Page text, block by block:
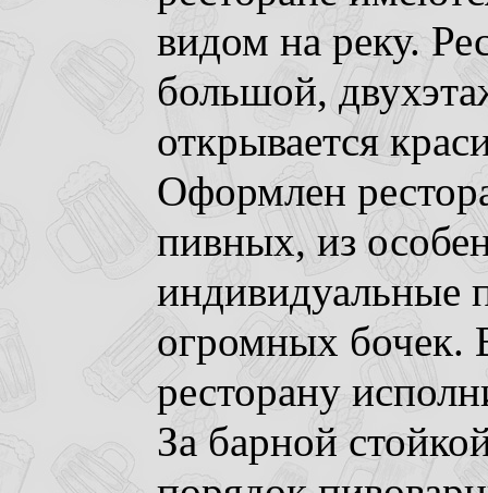
видом на реку.
большой,
открывается
Оформлен
пивных, из
индивидуальные
огромных бочек.
ресторану
За барной